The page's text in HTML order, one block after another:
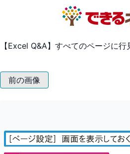
【Excel Q&A】すべてのページに
前の画像